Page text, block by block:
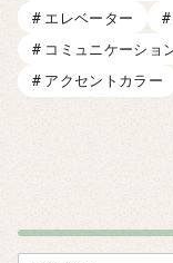
エレベーター
コミュニケーショ
アクセントカラー